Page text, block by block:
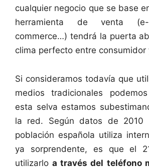
cualquier negocio que se base
herramienta de venta (e-
commerce…) tendrá la puerta
clima perfecto entre consumidor
Si consideramos todavía que
medios tradicionales
esta selva estamos
la red. Según datos de 2010
población española utiliza
ya sorprendente, es que el
utilizarloa través del teléfono